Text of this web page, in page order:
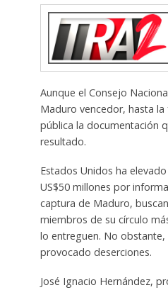
Aunque el Consejo
Maduro vencedor, hasta
pública la documentación
resultado.
Estados Unidos ha
US$50 millones por
captura de Maduro,
miembros de su círculo
lo entreguen. No
provocado deserciones.
José Ignacio Hernández,